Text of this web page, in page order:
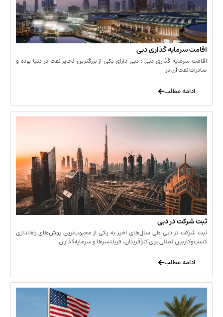
گذاری دبی
گذاری دبی : دبی دارای یکی از بزرگترین ذخایر نفت در دنیا بوده و
در دبی
دبی طی سال‌های اخیر به یکی از محبوب‌ترین روش‌های راه‌اندازی
برای کارآفرینان، فریلنسرها و سرمایه‌گذاران